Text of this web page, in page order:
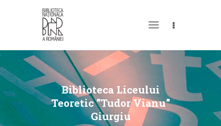
Biblioteca Liceului
Teoretic ”Tudor Vianu”
Giurgiu
DESPRE NOI
PERMISUL MEU DE
BIBLIOTECĂ
CATALOAGE ȘI